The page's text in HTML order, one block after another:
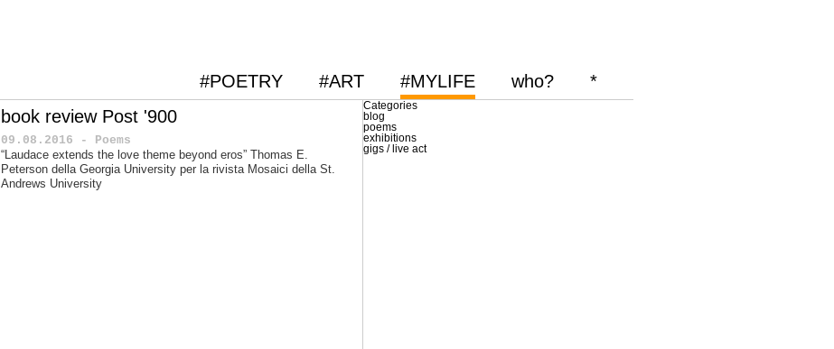
#POETRY #ART #MYLIFE who?
*
book review Post '900
09.08.2016 - Poems
“Laudace extends the love theme beyond eros” Thomas E.
Peterson della Georgia University per la rivista Mosaici della St.
Andrews University
Categories
blog
poems
exhibitions
gigs / live act